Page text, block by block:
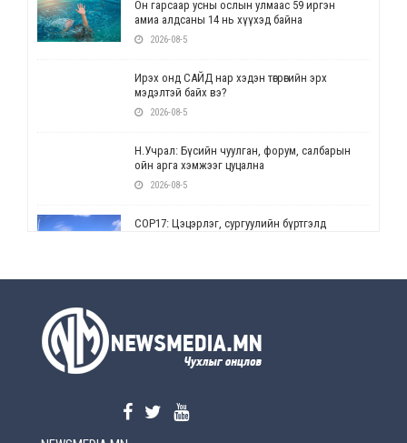
Он гарсаар усны ослын улмаас 59 иргэн
амиа алдсаны 14 нь хүүхэд байна
2026-08-5
Ирэх онд САЙД нар хэдэн төгрөгийн эрх
мэдэлтэй байх вэ?
2026-08-5
Н.Учрал: Бүсийн чуулган, форум, салбарын
ойн арга хэмжээг цуцална
2026-08-5
СОР17: Цэцэрлэг, сургуулийн бүртгэлд
2026-08-5
2026-08-5